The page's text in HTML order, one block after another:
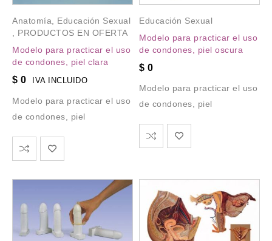
Anatomía
Educación Sexual
PRODUCTOS EN OFERTA
Modelo para practicar el uso
de condones, piel clara
$ 0 IVA INCLUIDO
Modelo para practicar el uso
de condones, piel
Educación Sexual
Modelo para practicar el uso
de condones, piel oscura
$ 0
Modelo para practicar el uso
de condones, piel